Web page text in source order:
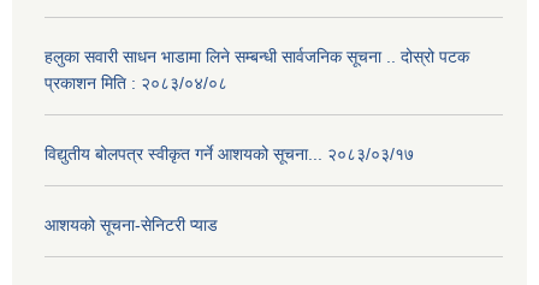
हलुका सवारी साधन भाडामा लिने सम्बन्धी सार्वजनिक सूचना .. दोस्रो पटक
प्रकाशन मिति : २०८३/०४/०८
विद्युतीय बोलपत्र स्वीकृत गर्ने आशयको सूचना... २०८३/०३/१७
आशयको सूचना-सेनिटरी प्याड